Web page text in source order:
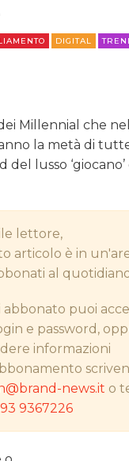
DIGITAL
dei Millennial che
la metà di
del lusso
lettore,
articolo è in
al
abbonato puoi
e password,
informazioni
news.it o
9367226